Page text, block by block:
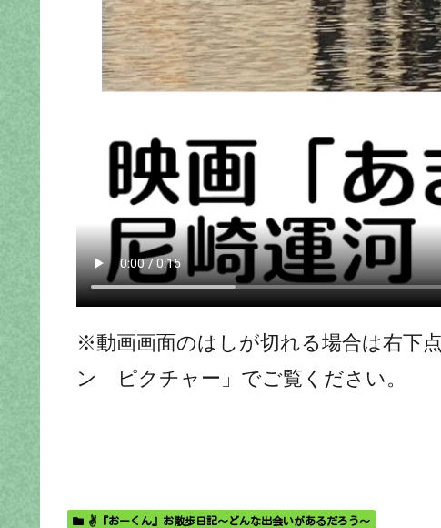
※動画画面のはしが切れる場合は右下
ン ピクチャー」でご覧ください。
✌️『おーくん』お散歩日記〜どんな出会いがあるだろう〜